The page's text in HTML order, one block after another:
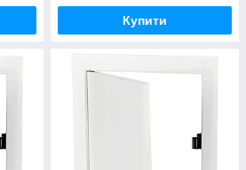
Купити